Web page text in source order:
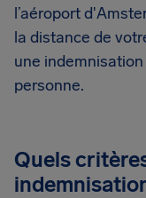
l’aéroport
la distance de
une
personne.
Quels